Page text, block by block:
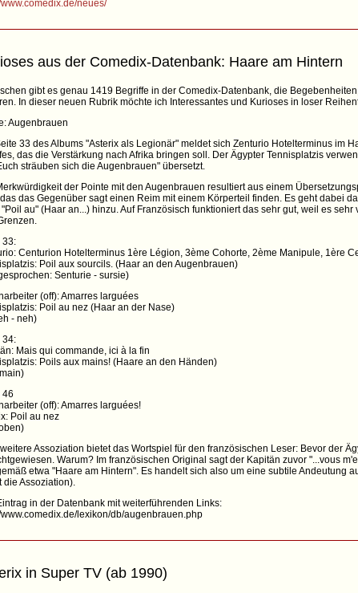
www.comedix.de/neues/
aus der Comedix-Datenbank: Haare am Hintern
gibt es genau 1419 Begriffe in der Comedix-Datenbank, die
In dieser neuen Rubrik möchte ich Interessantes und Kurioses in loser
Augenbrauen
33 des Albums "Asterix als Legionär" meldet sich Zenturio Hotelterminus im
das die Verstärkung nach Afrika bringen soll. Der Ägypter Tennisplatzis
sträuben sich die Augenbrauen" übersetzt.
der Pointe mit den Augenbrauen resultiert aus einem
das Gegenüber sagt einen Reim mit einem Körperteil finden. Es geht dabei
au" (Haar an...) hinzu. Auf Französisch funktioniert das sehr gut, weil es
33:
Centurion Hotelterminus 1ère Légion, 3ème Cohorte, 2ème Manipule, 1ère
Poil aux sourcils. (Haar an den Augenbrauen)
Senturie - sursie)
(off): Amarres larguées
Poil au nez (Haar an der Nase)
- neh)
34:
Mais qui commande, ici à la fin
Poils aux mains! (Haare an den Händen)
46
(off): Amarres larguées!
Poil au nez
Assoziation bietet das Wortspiel für den französischen Leser: Bevor der
Warum? Im französischen Original sagt der Kapitän zuvor "...vous
etwa "Haare am Hintern". Es handelt sich also um eine subtile Andeutung
die Assoziation).
in der Datenbank mit weiterführenden Links:
www.comedix.de/lexikon/db/augenbrauen.php
in Super TV (ab 1990)